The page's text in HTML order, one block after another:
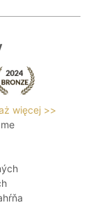
więcej >>